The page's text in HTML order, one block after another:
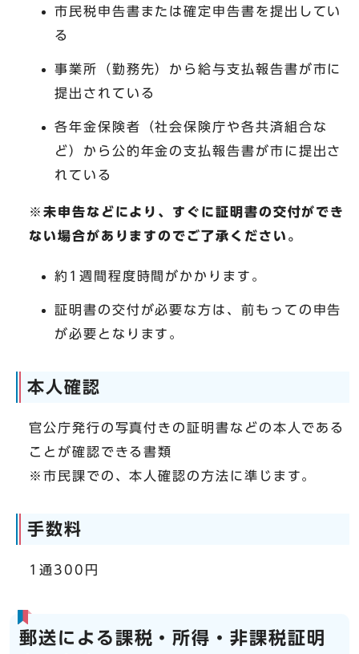
市民税申告書または確定申告書を提出してい
る
事業所（勤務先）から給与支払報告書が市に
提出されている
各年金保険者（社会保険庁や各共済組合な
ど）から公的年金の支払報告書が市に提出さ
れている
※未申告などにより、すぐに証明書の交付ができ
ない場合がありますのでご了承ください。
約1週間程度時間がかかります。
証明書の交付が必要な方は、前もっての申告
が必要となります。
本人確認
官公庁発行の写真付きの証明書などの本人である
ことが確認できる書類
※市民課での、本人確認の方法に準じます。
手数料
1通300円
郵送による課税・所得・非課税証明